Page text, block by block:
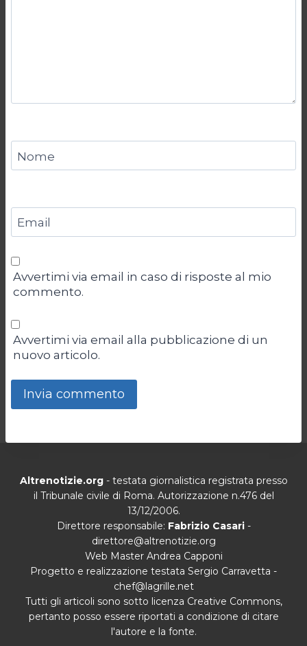
Nome
Email
Avvertimi via email in caso di risposte al mio
commento.
Avvertimi via email alla pubblicazione di un
nuovo articolo.
Altrenotizie.org- testata giornalistica registrata presso
il Tribunale civile di Roma. Autorizzazione n.476 del
13/12/2006.
Direttore responsabile: Fabrizio Casari-
direttore@altrenotizie.org
Web Master Andrea Capponi
Progetto e realizzazione testata Sergio Carravetta -
chef@lagrille.net
Tutti gli articoli sono sotto licenza Creative Commons,
pertanto posso essere riportati a condizione di citare
l'autore e la fonte.